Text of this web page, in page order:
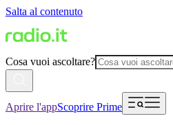
Salta al contenuto
Cosa vuoi ascoltare?
Aprire l'appScoprire Prime